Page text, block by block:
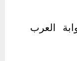
العرب